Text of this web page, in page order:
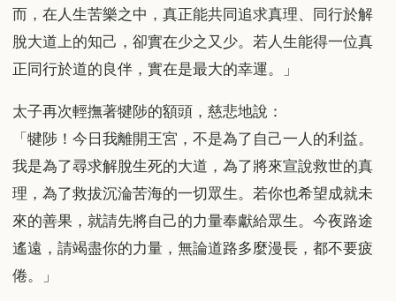
而，在人生苦樂之中，真正能共同追求真理、同行於解
脫大道上的知己，卻實在少之又少。若人生能得一位真
正同行於道的良伴，實在是最大的幸運。」
太子再次輕撫著犍陟的額頭，慈悲地說：
「犍陟！今日我離開王宮，不是為了自己一人的利益。
我是為了尋求解脫生死的大道，為了將來宣說救世的真
理，為了救拔沉淪苦海的一切眾生。若你也希望成就未
來的善果，就請先將自己的力量奉獻給眾生。今夜路途
遙遠，請竭盡你的力量，無論道路多麼漫長，都不要疲
倦。」